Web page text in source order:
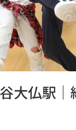
大仏駅｜